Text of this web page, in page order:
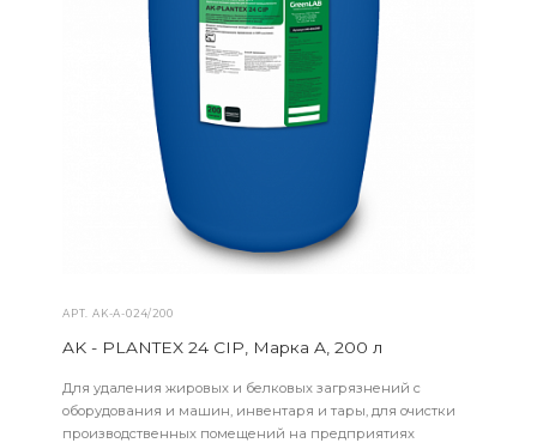
АРТ.AK-А-024/200
AK - PLANTEX 24 CIP, Марка A, 200 л
Для удаления жировых и белковых загрязнений с
оборудования и машин, инвентаря и тары, для очистки
производственных помещений на предприятиях